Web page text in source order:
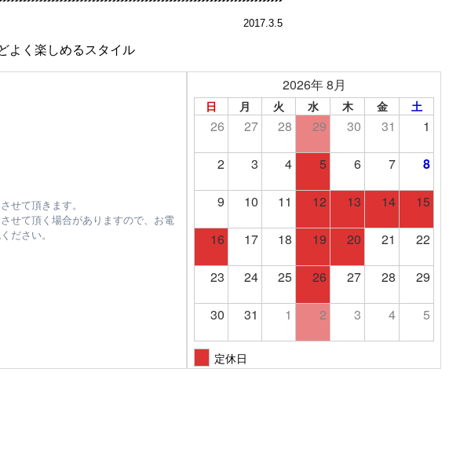
2017.3.5
よく楽しめるスタイル
せて頂きます。
せて頂く場合がありますので、お電
ださい。
2026年 8月
日 月 火 水 木 金 土
26 27 28 29 30 31 1
2 3 4 5 6 7 8
9 10 11 12 13 14 15
16 17 18 19 20 21 22
23 24 25 26 27 28 29
30 31 1 2 3 4 5
定休日